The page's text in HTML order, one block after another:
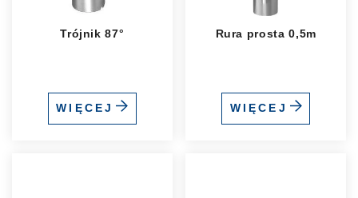
Trójnik 87°
WIĘCEJ
Rura prosta 0,5m
WIĘCEJ